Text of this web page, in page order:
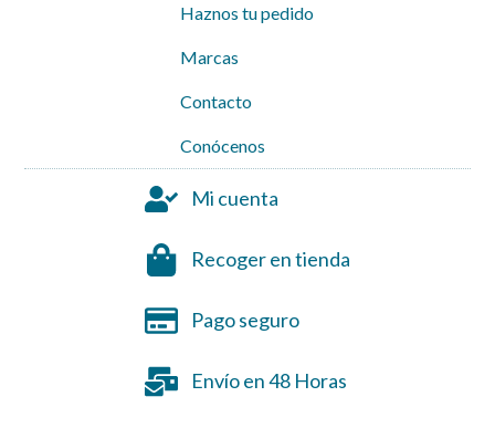
Haznos tu pedido
Marcas
Contacto
Conócenos
Mi cuenta
Recoger en tienda
Pago seguro
Envío en 48 Horas